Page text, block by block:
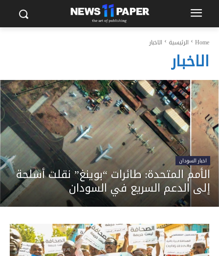
Home الرئيسية الاخبار
الاخبار
اخبار السودان
الأمم المتحدة: طائرات “بوينغ” نقلت أسلحة
إلى الدعم السريع في السودان